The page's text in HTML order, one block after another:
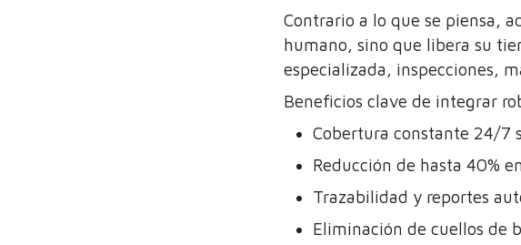
Contrario a lo que se piensa,
humano, sino que libera su
especializada, inspecciones,
Beneficios clave de integrar
Cobertura constante 24/7
Reducción de hasta 40%
Trazabilidad y reportes
Eliminación de cuellos de